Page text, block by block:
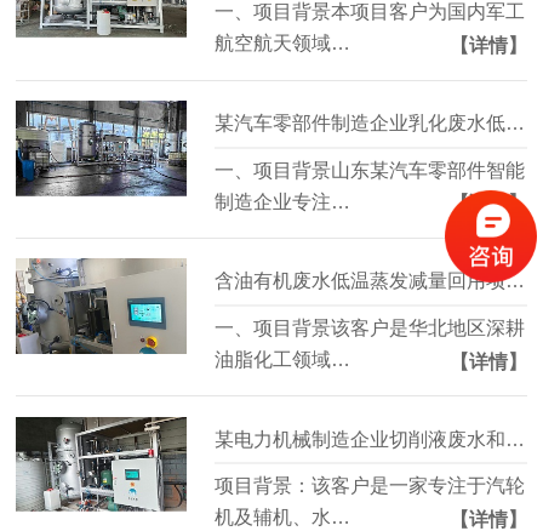
一、项目背景本项目客户为国内军工
航空航天领域…
【详情】
某汽车零部件制造企业乳化废水低温蒸发浓缩减量项目案例
一、项目背景山东某汽车零部件智能
制造企业专注…
【详情】
含油有机废水低温蒸发减量回用项目案例
一、项目背景该客户是华北地区深耕
油脂化工领域…
【详情】
某电力机械制造企业切削液废水和荧光检测废水处理项目案例
项目背景：该客户是一家专注于汽轮
机及辅机、水…
【详情】